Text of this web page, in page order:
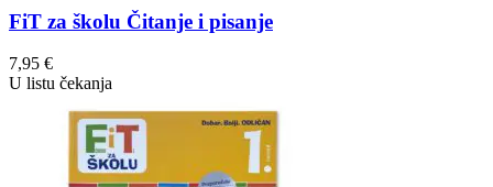
FiT za školu Čitanje i pisanje
7,95 €
U listu čekanja